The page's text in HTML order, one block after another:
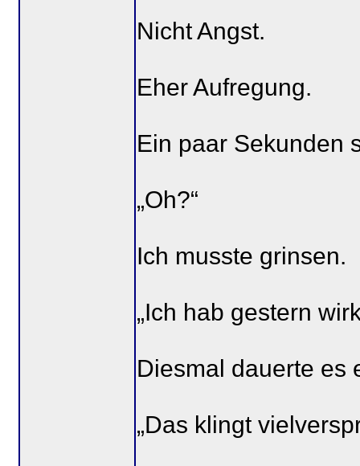
Nicht Angst.
Eher Aufregung.
Ein paar Sekunden
„Oh?“
Ich musste grinsen.
„Ich hab gestern
Diesmal dauerte es
„Das klingt